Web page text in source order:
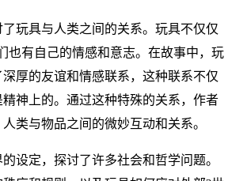
了玩具与人类之间的关系。玩具不仅仅
也有自己的情感和意志。在故事中，玩
厚的友谊和情感联系，这种联系不仅
神上的。通过这种特殊的关系，作者
类与物品之间的微妙互动和关系。
设定，探讨了许多社会和哲学问题。